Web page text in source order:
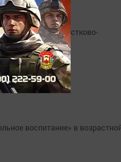
школы и Подростково-
воспитание» в